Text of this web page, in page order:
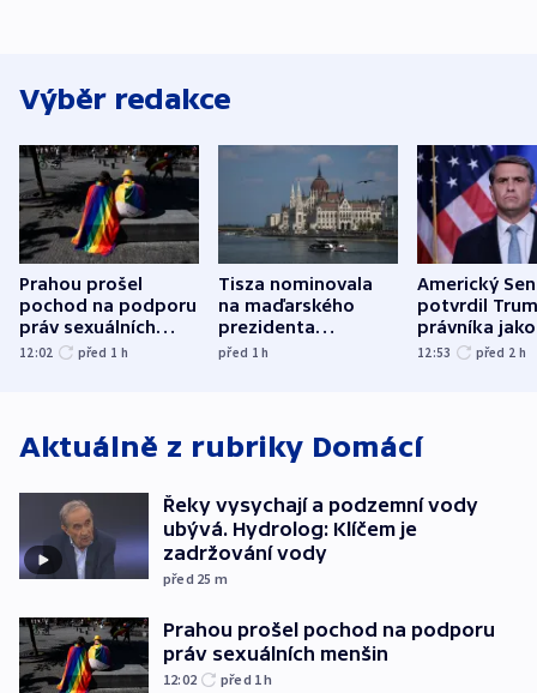
Výběr redakce
Prahou prošel
pochod na podporu
práv sexuálních
menšin
12:02 před 1 h
Tisza nominovala
na maďarského
prezidenta
bývalého šéfa
před 1h
Americký
potvrdil
právníka jako
ministra
12:53 před 2 h
Aktuálně z rubriky Domácí
Řeky vysychají a podzemní vody
ubývá. Hydrolog: Klíčem je
zadržování vody
před 25 m
Prahou prošel pochod na podporu
práv sexuálních menšin
12:02 před 1h